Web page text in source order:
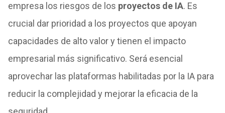
empresa los riesgos de los proyectos de IA. Es
crucial dar prioridad a los proyectos que apoyan
capacidades de alto valor y tienen el impacto
empresarial más significativo. Será esencial
aprovechar las plataformas habilitadas por la IA para
reducir la complejidad y mejorar la eficacia de la